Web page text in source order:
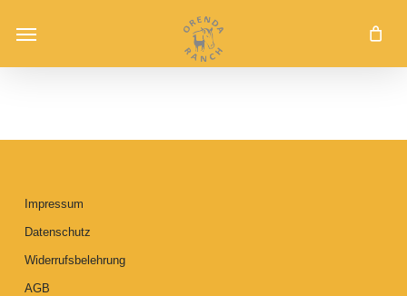
Menu
Impressum
Datenschutz
Widerrufsbelehrung
AGB